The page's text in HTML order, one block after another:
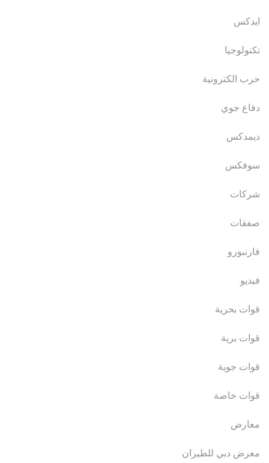
ايدكس
تكنولوجيا
حرب الكترونية
دفاع جوي
ديمدكس
سوفكس
شركات
صفقات
فارنبورو
فيديو
قوات بحرية
قوات برية
قوات جوية
قوات خاصة
معارض
معرض دبي للطيران